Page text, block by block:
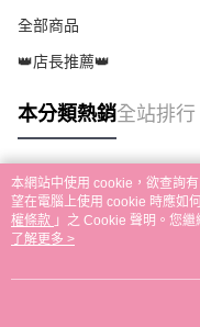
全部商品
👑店長推薦👑
本分類熱銷全站排行
熱門標籤
本網站中使用 cookie，欲查詢
望在電腦上使用 cookie 時應如
權條款 」之 Cookie 聲明。您
用條款之 Cookie 聲明使用
了解更多 >